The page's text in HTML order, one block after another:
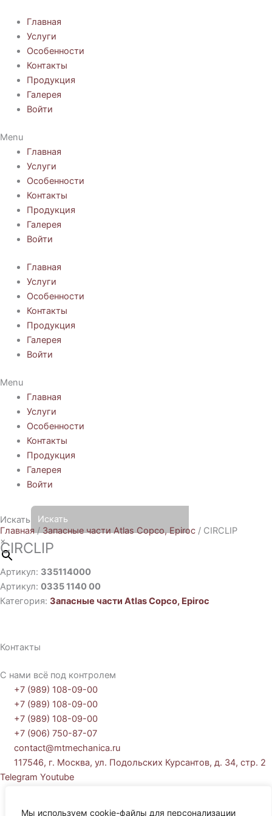
Мы используем cookie-файлы для персонализации
содержимому
Главная
Услуги
Особенности
Контакты
Продукция
Галерея
Войти
Menu
Главная
Услуги
Особенности
Контакты
Продукция
Галерея
Войти
Главная
Услуги
Особенности
Контакты
Продукция
Галерея
Войти
Menu
Главная
Услуги
Особенности
Контакты
Продукция
Галерея
Войти
Искать
×
Главная / Запасные части Atlas Copco, Epiroc / CIRCLIP
CIRCLIP
Артикул: 335114000
Артикул: 0335 1140 00
Категория: Запасные части Atlas Copco, Epiroc
Контакты
С нами всё под контролем
+7 (989) 108-09-00
+7 (989) 108-09-00
+7 (989) 108-09-00
+7 (906) 750-87-07
contact@mtmechanica.ru
117546, г. Москва, ул. Подольских Курсантов, д. 34, стр. 2
Telegram Youtube